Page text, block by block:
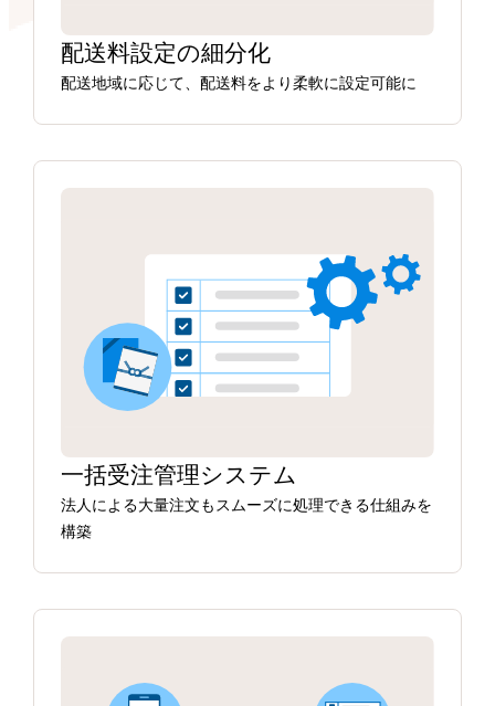
配送料設定の細分化
配送地域に応じて、配送料をより柔軟に設定可能に
一括受注管理システム
法人による大量注文もスムーズに処理できる仕組みを
構築